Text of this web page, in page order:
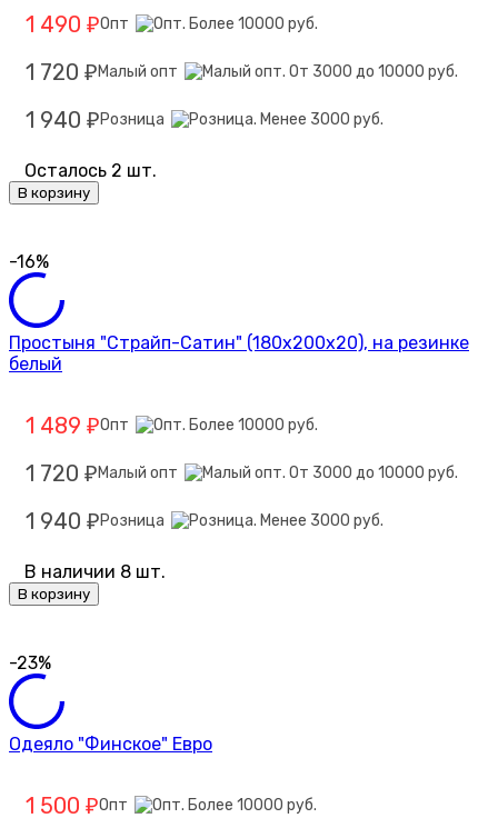
1 490 ₽Опт
1 720 ₽ Малый опт
1 940 ₽ Розница
Осталось 2 шт.
В корзину
-16%
Простыня "Страйп-Сатин" (180х200х20), на резинке
белый
1 489 ₽Опт
1 720 ₽ Малый опт
1 940 ₽ Розница
В наличии 8 шт.
В корзину
-23%
Одеяло "Финское" Евро
1 500 ₽Опт